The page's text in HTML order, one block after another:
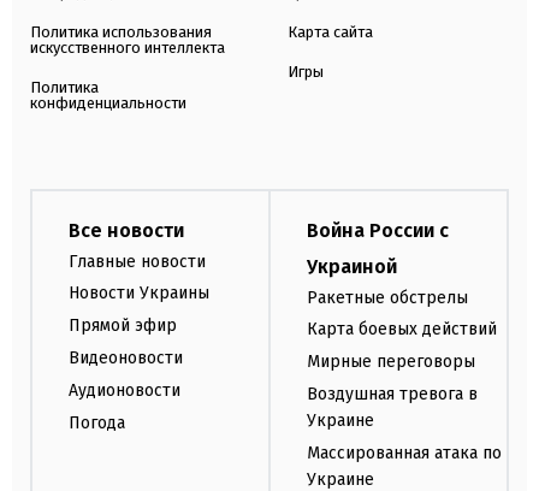
Политика использования
искусственного интеллекта
Политика
конфиденциальности
Карта сайта
Игры
Все новости
Главные новости
Новости Украины
Прямой эфир
Видеоновости
Аудионовости
Погода
Война России с
Украиной
Ракетные обстрелы
Карта боевых действий
Мирные переговоры
Воздушная тревога в
Украине
Массированная атака по
Украине